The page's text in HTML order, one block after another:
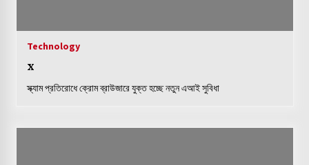
Technology
x
স্ক্যাম প্রতিরোধে ক্রোম ব্রাউজারে যুক্ত হচ্ছে নতুন এআই সুবিধা